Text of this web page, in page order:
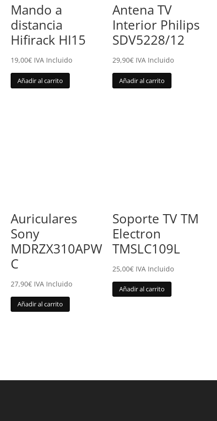
Mando a
distancia
Hifirack HI15
19,00€ IVA Incluido
Añadir al carrito
Antena TV
Interior Philips
SDV5228/12
29,90€ IVA Incluido
Añadir al carrito
Auriculares
Sony
MDRZX310APW
C
27,90€ IVA Incluido
Añadir al carrito
Soporte TV TM
Electron
TMSLC109L
25,00€ IVA Incluido
Añadir al carrito